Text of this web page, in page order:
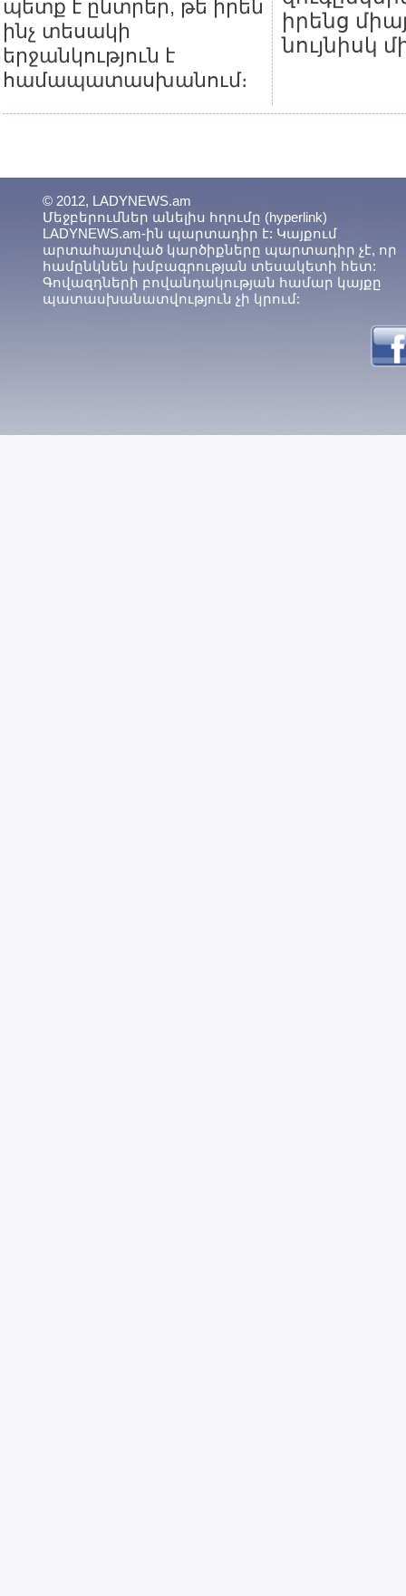
պետք է ընտրեր, թե իրեն
ինչ տեսակի
երջանկություն է
համապատասխանում։
իրենց
նույնիսկ
© 2012, LADYNEWS.am
Մեջբերումներ անելիս հղումը (hyperlink)
LADYNEWS.am-ին պարտադիր է: Կայքում
արտահայտված կարծիքները պարտադիր չէ, որ
համընկնեն խմբագրության տեսակետի հետ:
Գովազդների բովանդակության համար կայքը
պատասխանատվություն չի կրում: